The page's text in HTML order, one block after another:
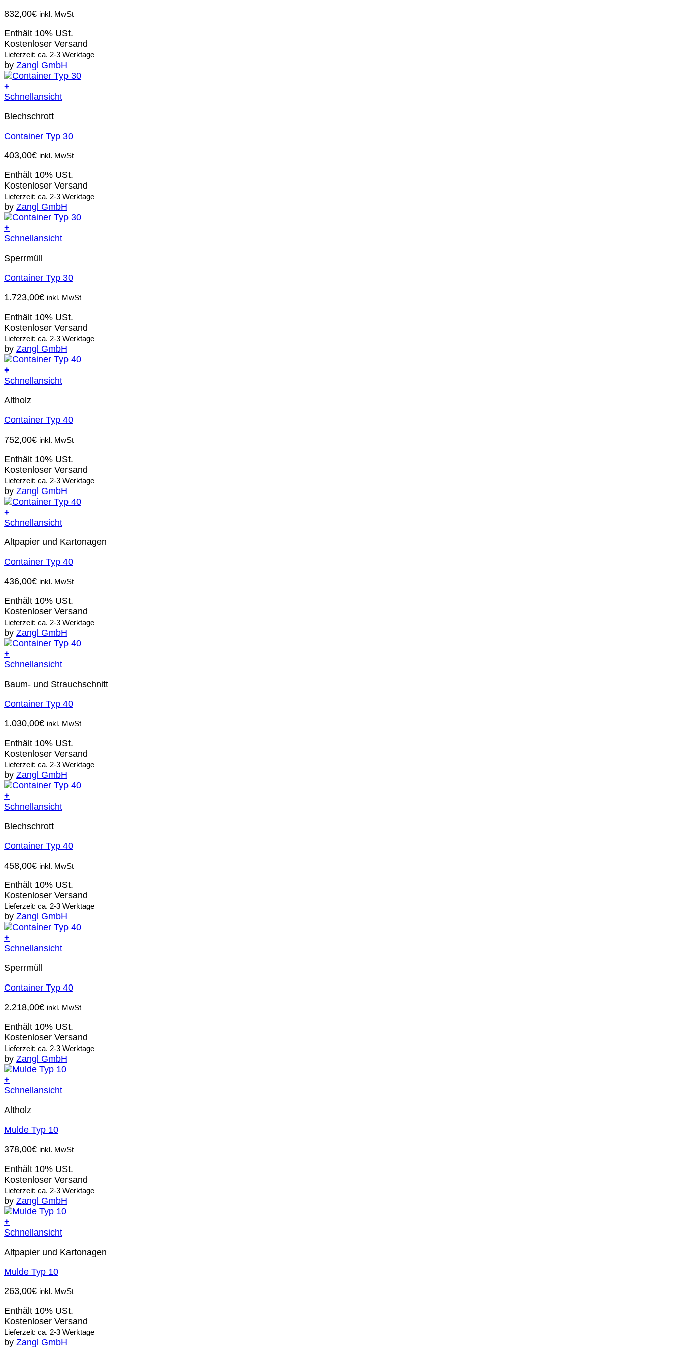
832,00€ inkl. MwSt
Enthält 10% USt.
Kostenloser Versand
Lieferzeit: ca. 2-3 Werktage
by Zangl GmbH
+
Schnellansicht
Blechschrott
Container Typ 30
403,00€ inkl. MwSt
Enthält 10% USt.
Kostenloser Versand
Lieferzeit: ca. 2-3 Werktage
by Zangl GmbH
+
Schnellansicht
Sperrmüll
Container Typ 30
1.723,00€ inkl. MwSt
Enthält 10% USt.
Kostenloser Versand
Lieferzeit: ca. 2-3 Werktage
by Zangl GmbH
+
Schnellansicht
Altholz
Container Typ 40
752,00€ inkl. MwSt
Enthält 10% USt.
Kostenloser Versand
Lieferzeit: ca. 2-3 Werktage
by Zangl GmbH
+
Schnellansicht
Altpapier und Kartonagen
Container Typ 40
436,00€ inkl. MwSt
Enthält 10% USt.
Kostenloser Versand
Lieferzeit: ca. 2-3 Werktage
by Zangl GmbH
+
Schnellansicht
Baum- und Strauchschnitt
Container Typ 40
1.030,00€ inkl. MwSt
Enthält 10% USt.
Kostenloser Versand
Lieferzeit: ca. 2-3 Werktage
by Zangl GmbH
+
Schnellansicht
Blechschrott
Container Typ 40
458,00€ inkl. MwSt
Enthält 10% USt.
Kostenloser Versand
Lieferzeit: ca. 2-3 Werktage
by Zangl GmbH
+
Schnellansicht
Sperrmüll
Container Typ 40
2.218,00€ inkl. MwSt
Enthält 10% USt.
Kostenloser Versand
Lieferzeit: ca. 2-3 Werktage
by Zangl GmbH
+
Schnellansicht
Altholz
Mulde Typ 10
378,00€ inkl. MwSt
Enthält 10% USt.
Kostenloser Versand
Lieferzeit: ca. 2-3 Werktage
by Zangl GmbH
+
Schnellansicht
Altpapier und Kartonagen
Mulde Typ 10
263,00€ inkl. MwSt
Enthält 10% USt.
Kostenloser Versand
Lieferzeit: ca. 2-3 Werktage
by Zangl GmbH